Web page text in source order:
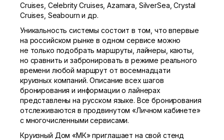
Cruises, Celebrity Cruises, Azamara, SilverSea, Crystal
Cruises, Seabourn и др.
Уникальность системы состоит в том, что впервые
на российском рынке в одном сервисе можно
не только подобрать маршруты, лайнеры, каюты,
но сравнить и забронировать в режиме реального
времени любой маршрут от восемнадцати
круизных компаний. Описание всех шагов
бронирования и информации о лайнерах
представлены на русском языке. Все бронирования
отслеживаются в продвинутом «Личном кабинете»
с многочисленными сервисами.
Круизный Дом «МК» приглашает на свой стенд